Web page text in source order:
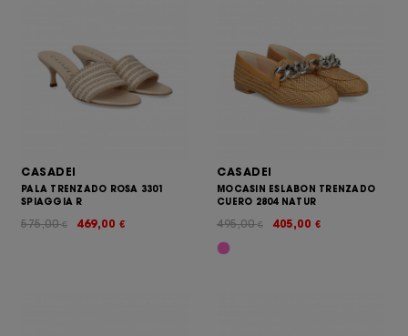
CASADEI
PALA TRENZADO ROSA 3301
SPIAGGIA R
469,00 €
575,00€
CASADEI
MOCASIN ESLABON TRENZADO
CUERO 2804 NATUR
405,00 €
495,00€